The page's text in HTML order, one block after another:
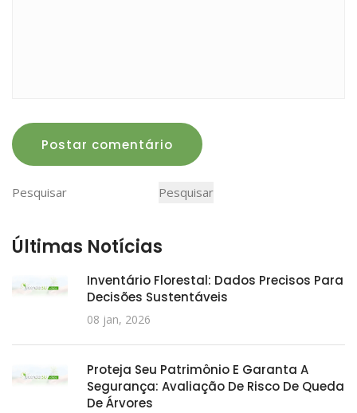
Postar comentário
Pesquisar
Pesquisar
Últimas Notícias
Inventário Florestal: Dados Precisos Para
Decisões Sustentáveis
08 jan, 2026
Proteja Seu Patrimônio E Garanta A
Segurança: Avaliação De Risco De Queda
De Árvores